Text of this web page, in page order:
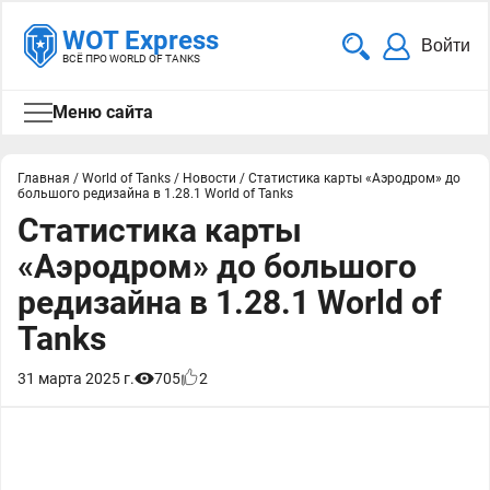
WOT Express
ВСЁ ПРО WORLD OF TANKS
Войти
Меню сайта
Главная / World of Tanks / Новости / Статистика карты «Аэродром» до
большого редизайна в 1.28.1 World of Tanks
Статистика карты
«Аэродром» до большого
редизайна в 1.28.1 World of
Tanks
31 марта 2025 г. 705 2